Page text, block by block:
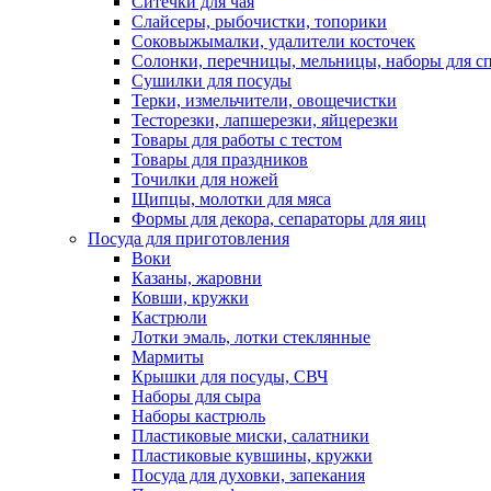
Слайсеры, рыбочистки, топорики
Соковыжымалки, удалители косточек
Солонки, перечницы, мельницы, наборы для
Сушилки для посуды
Терки, измельчители, овощечистки
Тесторезки, лапшерезки, яйцерезки
Товары для работы с тестом
Товары для праздников
Точилки для ножей
Щипцы, молотки для мяса
Формы для декора, сепараторы для яиц
Посуда для приготовления
Воки
Казаны, жаровни
Ковши, кружки
Кастрюли
Лотки эмаль, лотки стеклянные
Мармиты
Крышки для посуды, СВЧ
Наборы для сыра
Наборы кастрюль
Пластиковые миски, салатники
Пластиковые кувшины, кружки
Посуда для духовки, запекания